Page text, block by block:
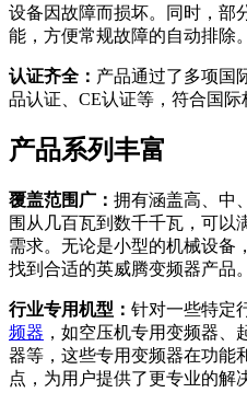
设备因故障而损坏。同时，部
能，方便常规故障的自动排除。
认证齐全： 产品通过了多项国
品认证、CE认证等，符合国际
产品系列丰富
覆盖范围广： 拥有涵盖高、中
围从几百瓦到数千千瓦，可以
需求。无论是小型的机械设备
找到合适的英威腾变频器产品。
行业专用机型： 针对一些特定
频器 ，如空压机专用变频器
器等，这些专用变频器在功能
点，为用户提供了更专业的解